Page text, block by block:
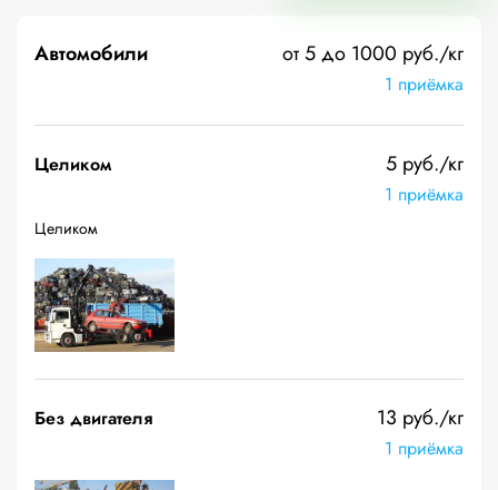
Автомобили от 5 до 1000 руб./кг
1 приёмка
Целиком 5 руб./кг
1 приёмка
Целиком
Без двигателя 13 руб./кг
1 приёмка